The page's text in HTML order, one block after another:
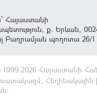
Հայաստանի
ք. Երևան,
Բաղրամյան պողոտա 26/1
1999-2026 Հայաստանի
Հեղինակային